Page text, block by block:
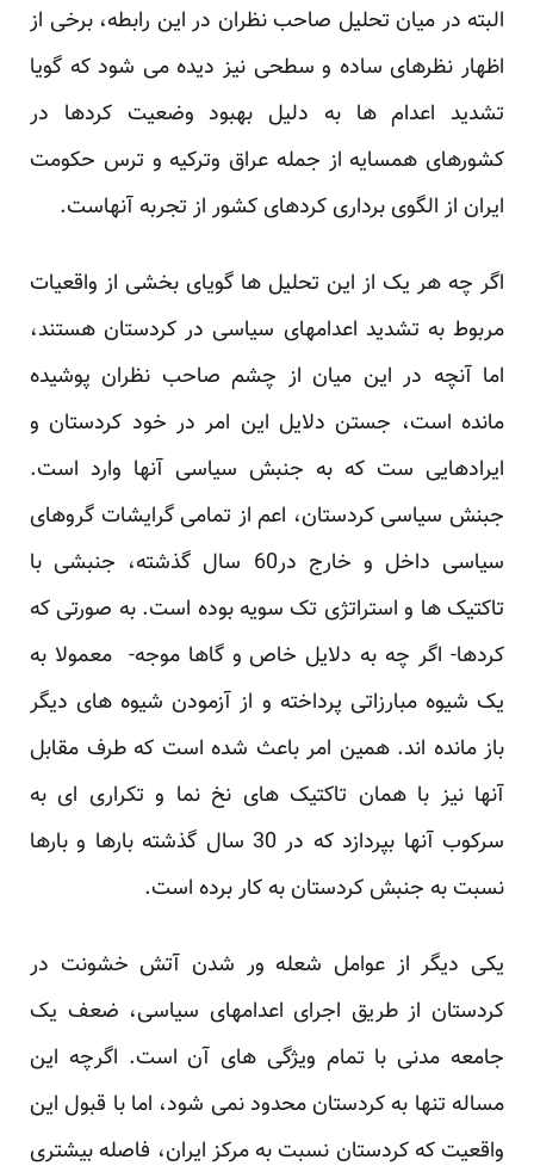
البته در میان تحلیل صاحب نظران در این رابطه، برخی از
اظهار نظرهای ساده و سطحی نیز دیده می شود که گویا
تشدید اعدام ها به دلیل بهبود وضعیت کردها در
کشورهای همسایه از جمله عراق وترکیه و ترس حکومت
ایران از الگوی برداری کردهای کشور از تجربه آنهاست.
اگر چه هر یک از این تحلیل ها گویای بخشی از واقعیات
مربوط به تشدید اعدامهای سیاسی در کردستان هستند،
اما آنچه در این میان از چشم صاحب نظران پوشیده
مانده است، جستن دلایل این امر در خود کردستان و
ایرادهایی ست که به جنبش سیاسی آنها وارد است.
جبنش سیاسی کردستان، اعم از تمامی گرایشات گروهای
سیاسی داخل و خارج در60 سال گذشته، جنبشی با
تاکتیک ها و استراتژی تک سویه بوده است. به صورتی که
کردها- اگر چه به دلایل خاص و گاها موجه- معمولا به
یک شیوه مبارزاتی پرداخته و از آزمودن شیوه های دیگر
باز مانده اند. همین امر باعث شده است که طرف مقابل
آنها نیز با همان تاکتیک های نخ نما و تکراری ای به
سرکوب آنها بپردازد که در 30 سال گذشته بارها و بارها
نسبت به جنبش کردستان به کار برده است.
یکی دیگر از عوامل شعله ور شدن آتش خشونت در
کردستان از طریق اجرای اعدامهای سیاسی، ضعف یک
جامعه مدنی با تمام ویژگی های آن است. اگرچه این
مساله تنها به کردستان محدود نمی شود، اما با قبول این
واقعیت که کردستان نسبت به مرکز ایران، فاصله بیشتری